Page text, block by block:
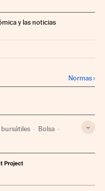
y las noticias
en Facebook
Días en Twitter
Normas›
Bolsa